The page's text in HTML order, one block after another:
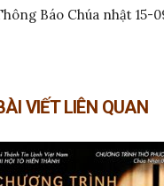
Báo Chúa nhật 15-
VIẾT LIÊN QUAN